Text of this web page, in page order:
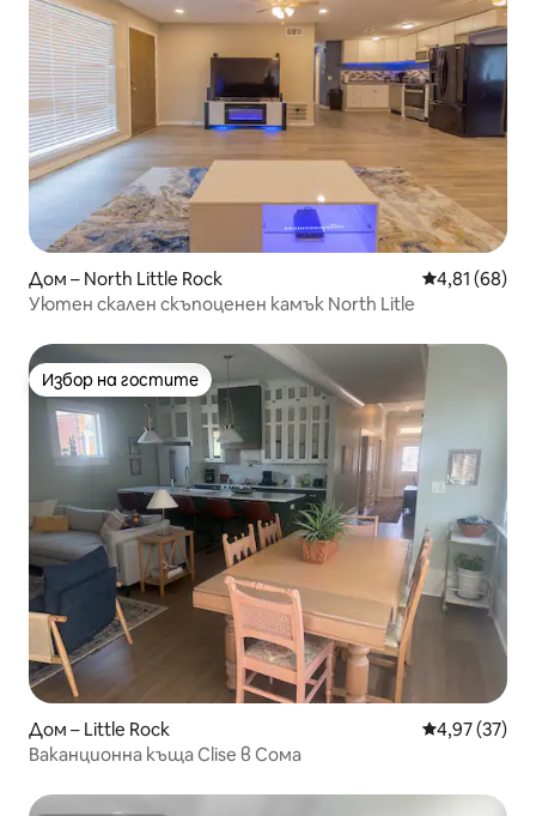
Дом – North Little Rock Средна
4,81 (68)
Уютен скален скъпоценен камък North Litle
Избор на гостите
Избор на гостите
Дом – Little Rock Средна
4,97 (37)
Ваканционна къща Clise в Сома